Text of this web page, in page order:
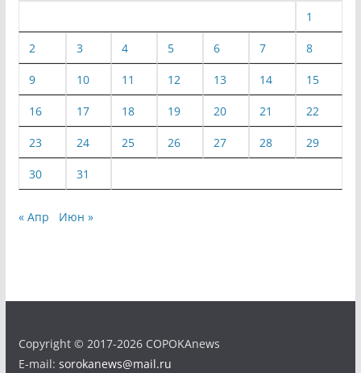
1
2 3 4 5 6 7 8
9 10 11 12 13 14 15
16 17 18 19 20 21 22
23 24 25 26 27 28 29
30 31
« Апр Июн »
Copyright © 2017-2026 COPOKAnews
E-mail: sorokanews@mail.ru